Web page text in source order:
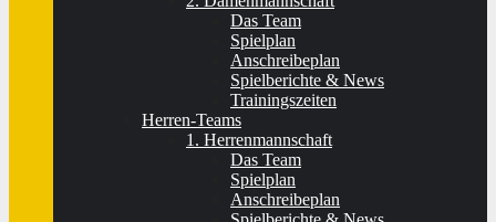
Das Team
Spielplan
Anschreibeplan
Spielberichte & News
Trainingszeiten
Herren-Teams
1. Herrenmannschaft
Das Team
Spielplan
Anschreibeplan